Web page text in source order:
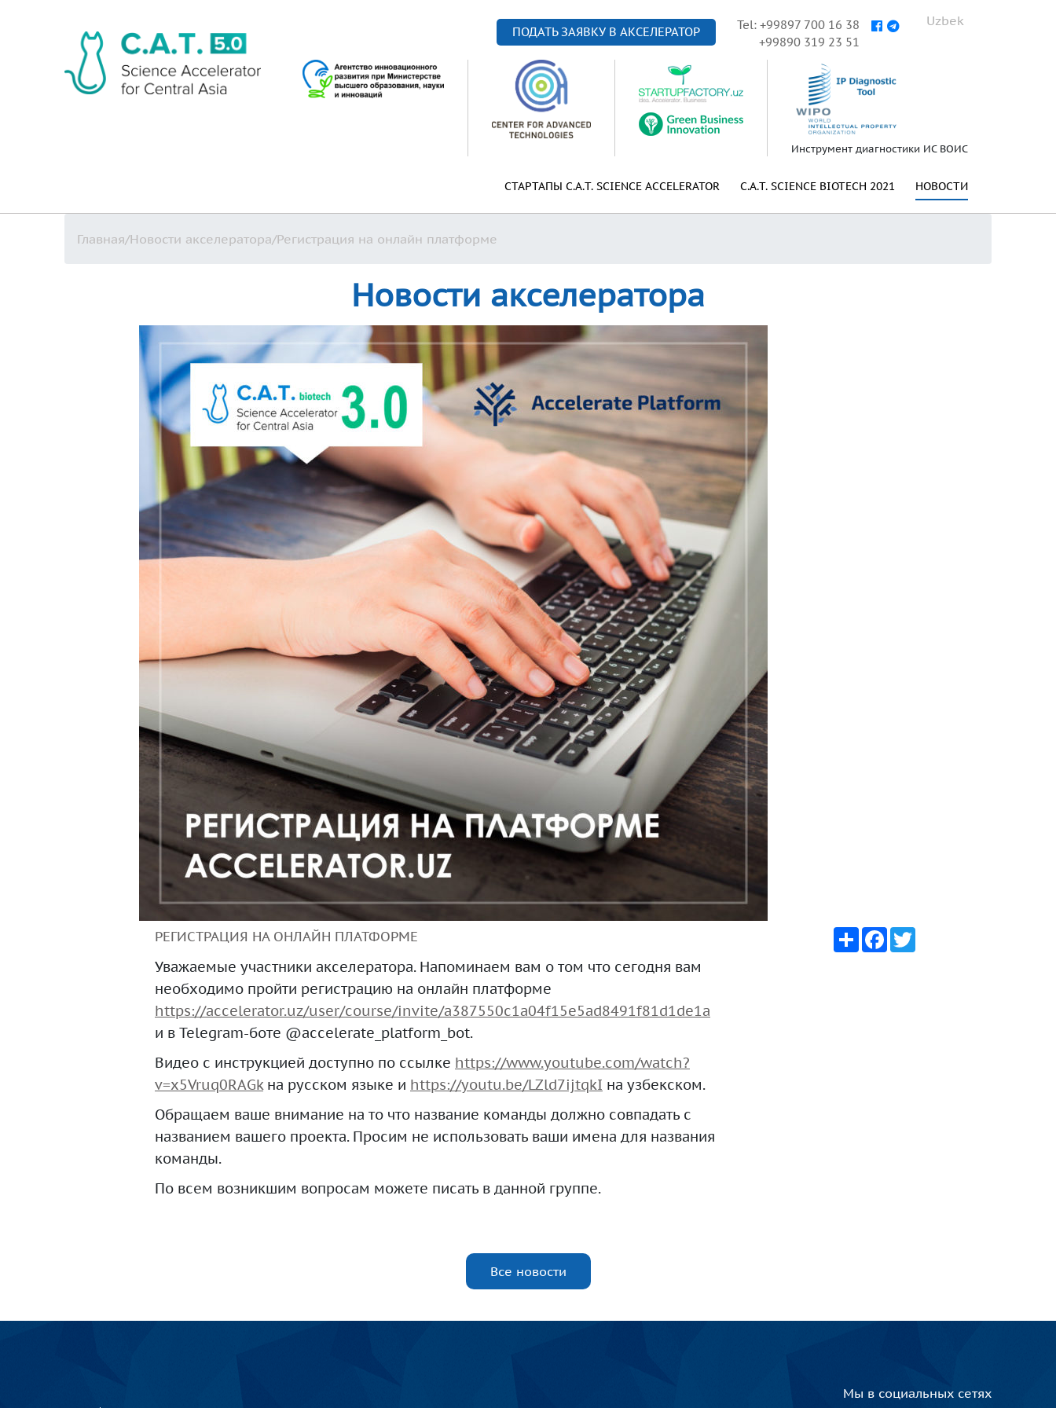
Uzbek
Tel: +99897 700 16 38
+99890 319 23 51
ПОДАТЬ ЗАЯВКУ В АКСЕЛЕРАТОР
Инструмент диагностики ИС ВОИС
НОВОСТИ
C.A.T. SCIENCE BIOTECH 2021
СТАРТАПЫ C.A.T. SCIENCE ACCELERATOR
Главная/Новости акселератора/Регистрация на онлайн платформе
Новости акселератора
РЕГИСТРАЦИЯ НА ОНЛАЙН ПЛАТФОРМЕ
Уважаемые участники акселератора. Напоминаем вам о том что сегодня вам
необходимо пройти регистрацию на онлайн платформе
https://accelerator.uz/user/course/invite/a387550c1a04f15e5ad8491f81d1de1a
и в Telegram-боте @accelerate_platform_bot.
Видео с инструкцией доступно по ссылке https://www.youtube.com/watch?
v=x5Vruq0RAGkна русском языке и https://youtu.be/LZld7ijtqkI на узбекском.
Обращаем ваше внимание на то что название команды должно совпадать с
названием вашего проекта. Просим не использовать ваши имена для названия
команды.
По всем возникшим вопросам можете писать в данной группе.
ShareFacebook
Все новости
Мы в социальных сетях